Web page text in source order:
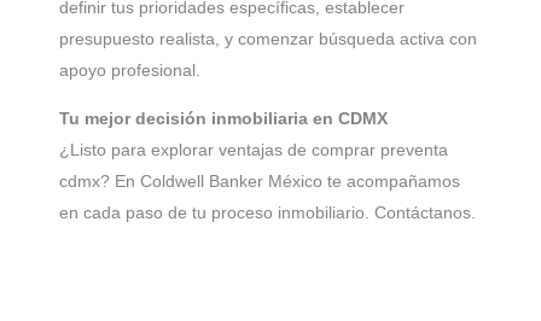
definir tus prioridades específicas, establecer
presupuesto realista, y comenzar búsqueda activa con
apoyo profesional.
Tu mejor decisión inmobiliaria en CDMX
¿Listo para explorar ventajas de comprar preventa
cdmx? En Coldwell Banker México te acompañamos
en cada paso de tu proceso inmobiliario. Contáctanos.